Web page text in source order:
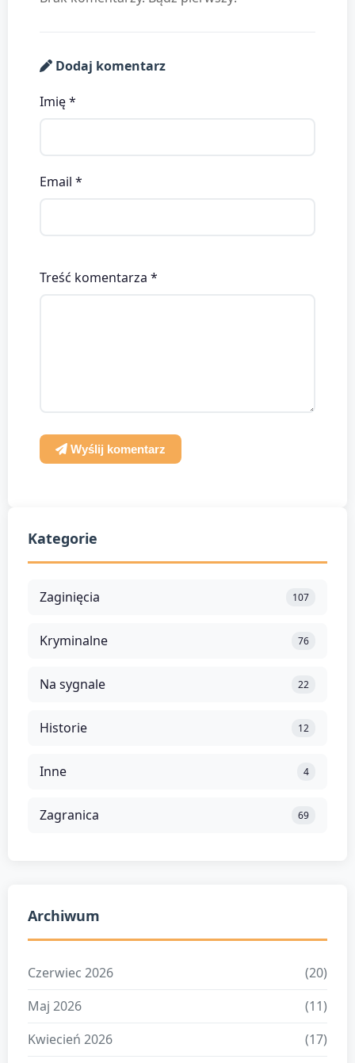
Dodaj komentarz
Imię *
Email *
Treść komentarza *
Wyślij komentarz
Kategorie
Zaginięcia 107
Kryminalne 76
Na sygnale 22
Historie 12
Inne 4
Zagranica 69
Archiwum
Czerwiec 2026
(20)
Maj 2026
(11)
Kwiecień 2026
(17)